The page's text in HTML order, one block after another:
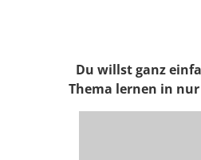
Du willst ganz
Thema lernen in nur